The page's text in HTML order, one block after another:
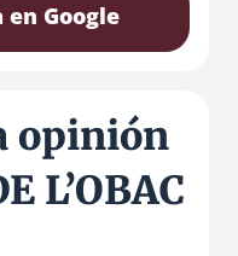
en Google
opinión
L’OBAC